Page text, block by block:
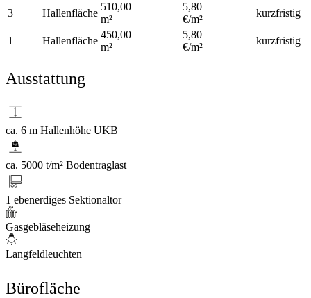
3 Hallenfläche
510,00
m²
5,80
€/m²
kurzfristig
1 Hallenfläche
450,00
m²
5,80
€/m²
kurzfristig
Ausstattung
ca. 6 m Hallenhöhe UKB
ca. 5000 t/m² Bodentraglast
1 ebenerdiges Sektionaltor
Gasgebläseheizung
Langfeldleuchten
Bürofläche